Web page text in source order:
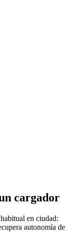
cargador
en ciudad:
autonomía de